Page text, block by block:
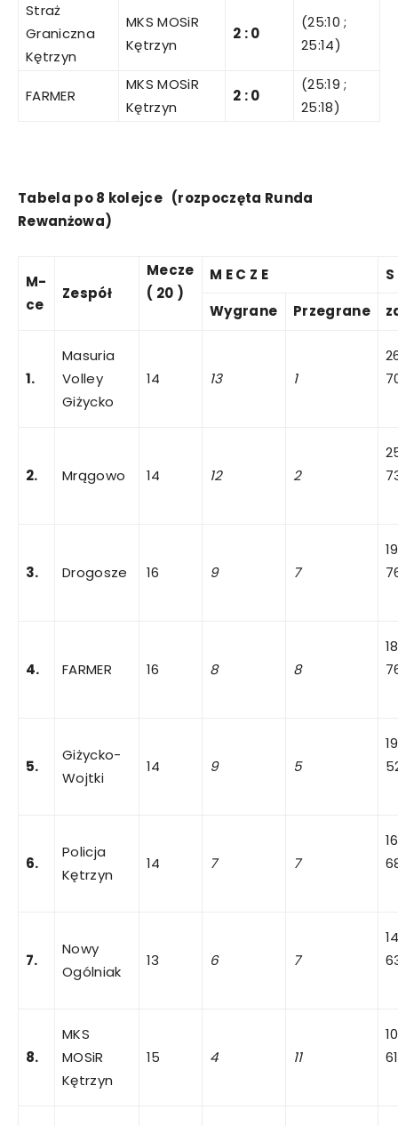
Straż
Graniczna
Kętrzyn
MKS MOSiR
Kętrzyn
2 :0
(25:10 ;
25:14)
FARMER
MKS MOSiR
Kętrzyn
2 :0
(25:19 ;
25:18)
Tabela po8 kolejce (rozpoczęta Runda
Rewanżowa)
M-
ce
Zespół
Mecze
( 20 )
M E C Z E
S
Wygrane
Przegrane
1.
Masuria
Volley
Giżycko
14 13 1
2. Mrągowo 14 12 2
3. Drogosze 16 9 7
19
4. FARMER 16 8 8
18
5.
Giżycko-
Wojtki
14 9 5
19
6.
Policja
Kętrzyn
14 7 7
16
7.
Nowy
Ogólniak
13 6 7
8.
MKS
MOSiR
Kętrzyn
15 4 11
10